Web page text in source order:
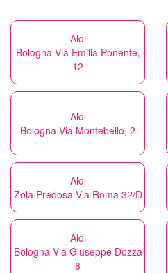
Aldi
Bologna Via Emilia Ponente,
12
Aldi
Bologna Via Montebello, 2
Aldi
Zola Predosa Via Roma 32/D
Aldi
Bologna Via Giuseppe Dozza
8